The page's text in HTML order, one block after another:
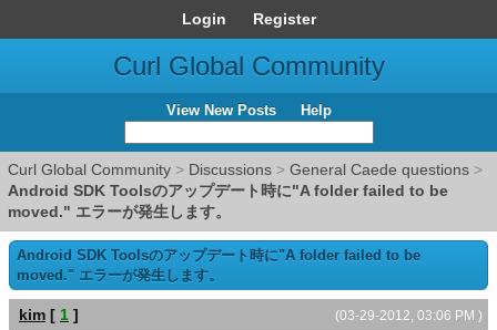
Login Register
Curl Global Community
View New Posts Help
Curl Global Community > Discussions > General Caede questions >
Android SDK Toolsのアップデート時に"A folder failed to be
moved." エラーが発生します。
Android SDK Toolsのアップデート時に"A folder failed to be
moved." エラーが発生します。
(03-29-2012, 03:06 PM )
kim [ 1 ]